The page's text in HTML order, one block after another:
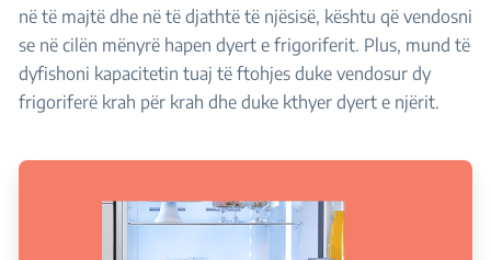
në të majtë dhe në të djathtë të njësisë, kështu që vendosni
se në cilën mënyrë hapen dyert e frigoriferit. Plus, mund të
dyfishoni kapacitetin tuaj të ftohjes duke vendosur dy
frigoriferë krah për krah dhe duke kthyer dyert e njërit.